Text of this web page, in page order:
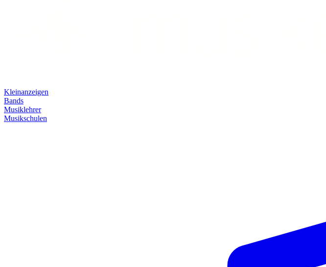
Kleinanzeigen
Bands
Musiklehrer
Musikschulen